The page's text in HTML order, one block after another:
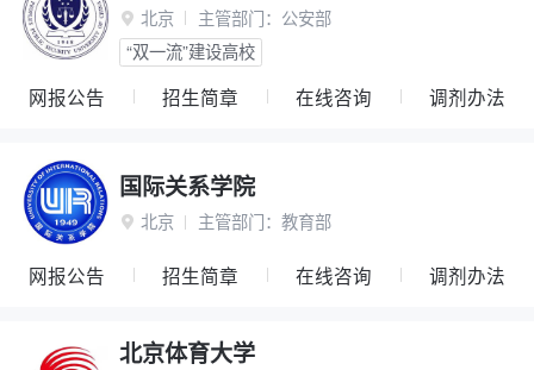
 北京 主管部门： 公安部
“双一流”建设高校
网报公告 招生简章 在线咨询 调剂办法
国际关系学院
 北京 主管部门： 教育部
网报公告 招生简章 在线咨询 调剂办法
北京体育大学